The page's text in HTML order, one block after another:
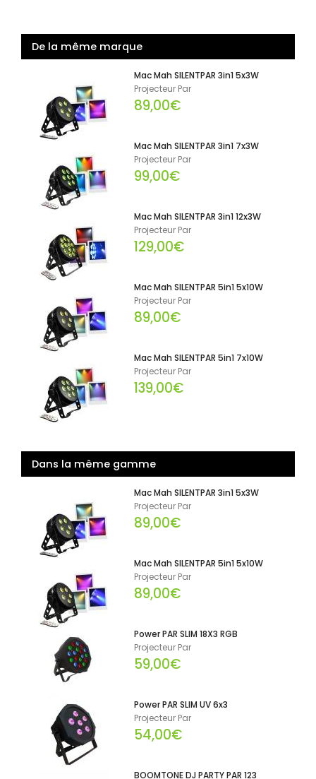
De la même marque
Mac Mah SILENTPAR 3in1 5x3W
Projecteur Par
89,00€
Mac Mah SILENTPAR 3in1 7x3W
Projecteur Par
99,00€
Mac Mah SILENTPAR 3in1 12x3W
Projecteur Par
129,00€
Mac Mah SILENTPAR 5in1 5x10W
Projecteur Par
89,00€
Mac Mah SILENTPAR 5in1 7x10W
Projecteur Par
139,00€
Dans la même gamme
Mac Mah SILENTPAR 3in1 5x3W
Projecteur Par
89,00€
Mac Mah SILENTPAR 5in1 5x10W
Projecteur Par
89,00€
Power PAR SLIM 18X3 RGB
Projecteur Par
59,00€
Power PAR SLIM UV 6x3
Projecteur Par
54,00€
BOOMTONE DJ PARTY PAR 123